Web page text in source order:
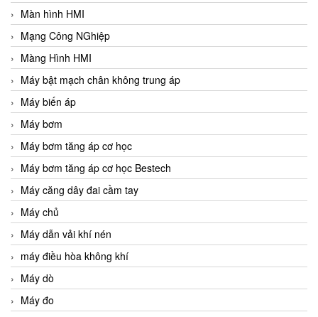
Màn hình HMI
Mạng Công NGhiệp
Màng Hình HMI
Máy bật mạch chân không trung áp
Máy biến áp
Máy bơm
Máy bơm tăng áp cơ học
Máy bơm tăng áp cơ học Bestech
Máy căng dây đai cầm tay
Máy chủ
Máy dẫn vải khí nén
máy điều hòa không khí
Máy dò
Máy đo